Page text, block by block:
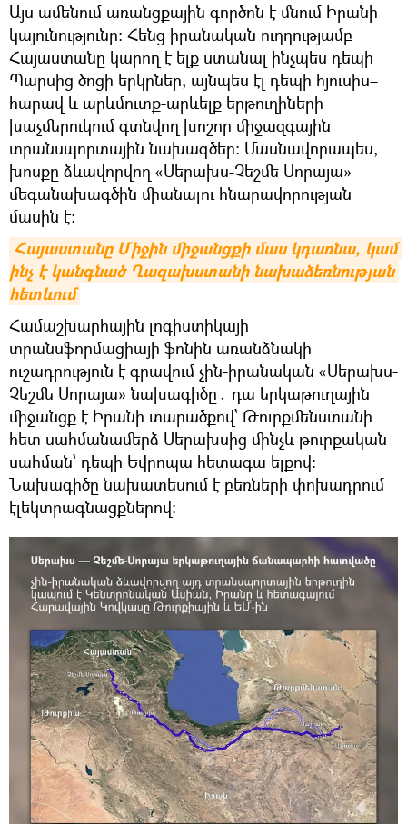
Այս ամենում առանցքային գործոն է մնում Իրանի
կայունությունը։ Հենց իրանական ուղղությամբ
Հայաստանը կարող է ելք ստանալ ինչպես դեպի
Պարսից ծոցի երկրներ, այնպես էլ դեպի հյուսիս–
հարավ և արևմուտք-արևելք երթուղիների
խաչմերուկում գտնվող խոշոր միջազգային
տրանսպորտային նախագծեր։ Մասնավորապես,
խոսքը ձևավորվող «Սերախս-Չեշմե Սորայա»
մեգանախագծին միանալու հնարավորության
մասին է։
Հայաստանը Միջին միջանցքի մաս կդառնա, կամ
ինչ է կանգնած Ղազախստանի նախաձեռնության
հետևում
Համաշխարհային լոգիստիկայի
տրանսֆորմացիայի ֆոնին առանձնակի
ուշադրություն է գրավում չին-իրանական «Սերախս-
Չեշմե Սորայա» նախագիծը․ դա երկաթուղային
միջանցք է Իրանի տարածքով՝ Թուրքմենստանի
հետ սահմանամերձ Սերախսից մինչև թուրքական
սահման՝ դեպի Եվրոպա հետագա ելքով։
Նախագիծը նախատեսում է բեռների փոխադրում
էլեկտրագնացքներով։